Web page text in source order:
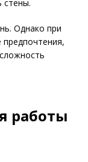
стены.
Однако при
предпочтения,
работы